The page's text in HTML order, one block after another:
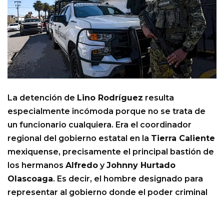
La detención de Lino Rodríguez resulta
especialmente incómoda porque no se trata de
un funcionario cualquiera. Era el coordinador
regional del gobierno estatal en la Tierra Caliente
mexiquense, precisamente el principal bastión de
los hermanos Alfredo yJohnny Hurtado
Olascoaga. Es decir, el hombre designado para
representar al gobierno donde el poder criminal